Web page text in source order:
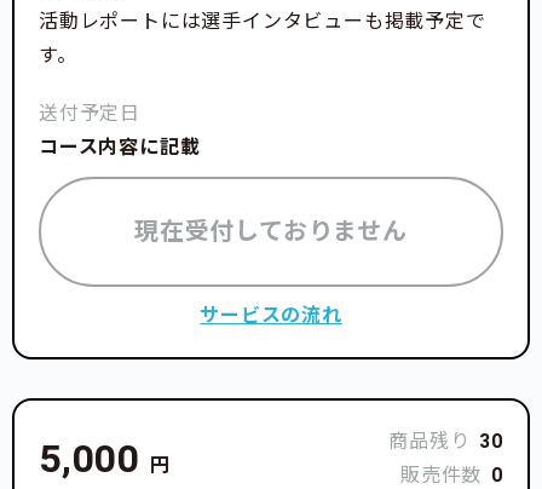
活動レポートには選手インタビューも掲載予定で
す。
送付予定日
コース内容に記載
現在受付しておりません
サービスの流れ
5,000 円
商品残り
30
販売件数 0